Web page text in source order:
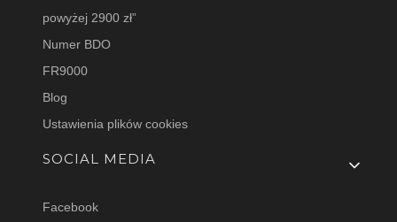
powyżej 2900 zł”
Numer BDO
FR9000
Blog
Ustawienia plików cookies
SOCIAL MEDIA
Facebook